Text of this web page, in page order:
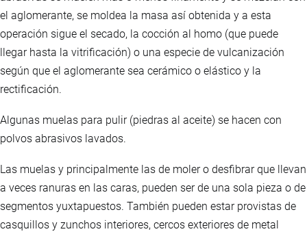
el aglomerante, se moldea la masa así obtenida y a esta
operación sigue el secado, la cocción al homo (que puede
llegar hasta la vitrificación) o una especie de vulcanización
según que el aglomerante sea cerámico o elástico y la
rectificación.
Algunas muelas para pulir (piedras al aceite) se hacen con
polvos abrasivos lavados.
Las muelas y principalmente las de moler o desfibrar que llevan
a veces ranuras en las caras, pueden ser de una sola pieza o de
segmentos yuxtapuestos. También pueden estar provistas de
casquillos y zunchos interiores, cercos exteriores de metal